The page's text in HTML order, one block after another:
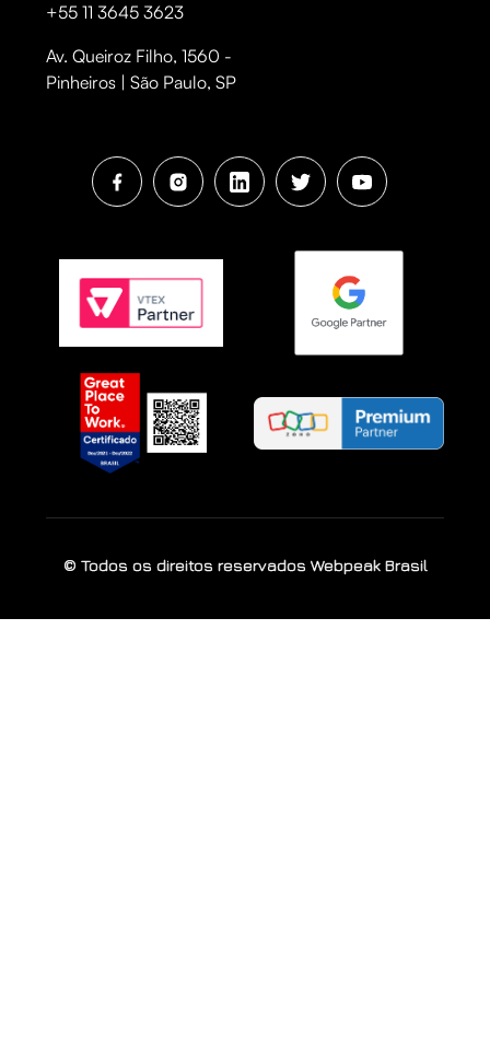
+55 11 3645 3623
Av. Queiroz Filho, 1560 -
Pinheiros | São Paulo, SP
© Todos os direitos reservados Webpeak Brasil